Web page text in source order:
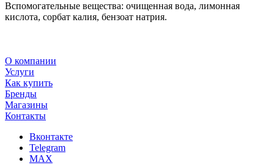
Вспомогательные вещества: очищенная вода, лимонная
кислота, сорбат калия, бензоат натрия.
О компании
Услуги
Как купить
Бренды
Магазины
Контакты
Вконтакте
Telegram
MAX